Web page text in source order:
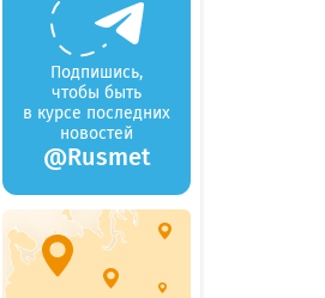
Подпишись,
чтобы быть
в курсе последних
новостей
@Rusmet